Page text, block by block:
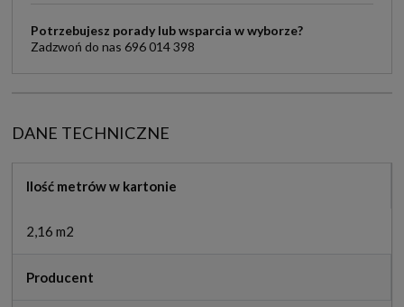
Potrzebujesz porady lub wsparcia w wyborze?
Zadzwoń do nas 696 014 398
DANE TECHNICZNE
Ilość metrów w kartonie
2,16 m2
Producent